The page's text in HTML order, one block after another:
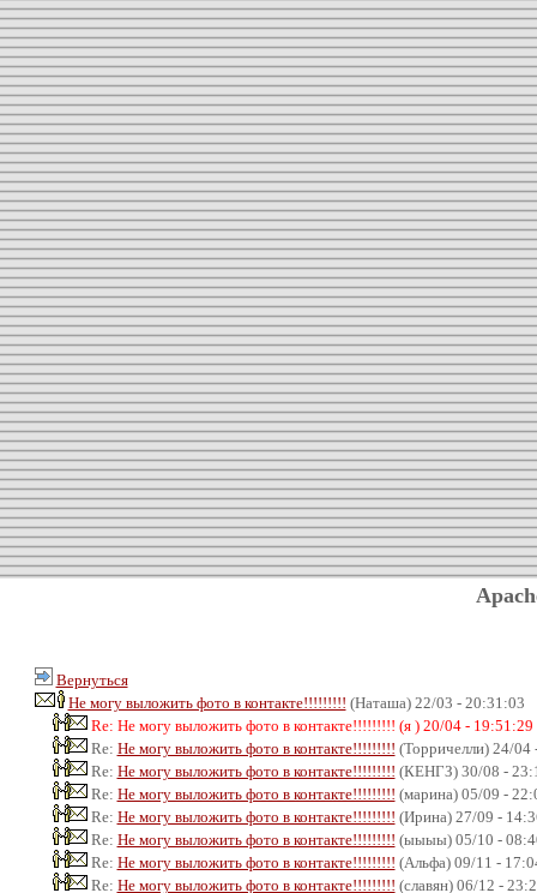
Вернуться
Не могу выложить фото в контакте!!!!!!!!! (Наташа) 22/03 - 20:31:03
Re: Не могу выложить фото в контакте!!!!!!!!! (я ) 20/04 - 19:51:29
Re: Не могу выложить фото в контакте!!!!!!!!! (Торричелли) 24/04
Re: Не могу выложить фото в контакте!!!!!!!!! (КЕНГЗ) 30/08 -
Re: Не могу выложить фото в контакте!!!!!!!!! (марина) 05/09 -
Re: Не могу выложить фото в контакте!!!!!!!!! (Ирина) 27/09 -
Re: Не могу выложить фото в контакте!!!!!!!!! (ыыыы) 05/10 -
Re: Не могу выложить фото в контакте!!!!!!!!! (Альфа) 09/11 -
Re: Не могу выложить фото в контакте!!!!!!!!! (славян) 06/12 -